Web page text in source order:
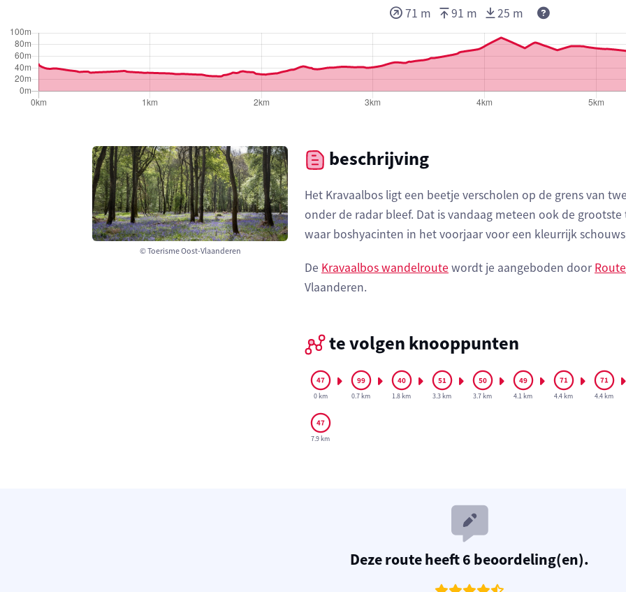
71 m 91 m 25 m
© Toerisme Oost-Vlaanderen
beschrijving
Het Kravaalbos ligt een beetje verscholen op de grens van
onder de radar bleef. Dat is vandaag meteen ook de
waar boshyacinten in het voorjaar voor een kleurrijk
De Kravaalbos wandelroute wordt je aangeboden door
Vlaanderen.
te volgen knooppunten
0 km 0.7 km 1.8 km 3.3 km 3.7 km 4.1 km 4.4 km 4.4 km
7.9 km
Deze route heeft 6 beoordeling(en).